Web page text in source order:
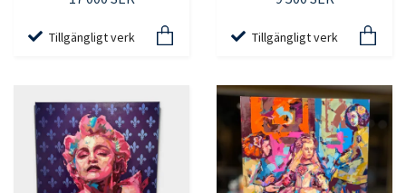
Tillgängligt verk Tillgängligt verk